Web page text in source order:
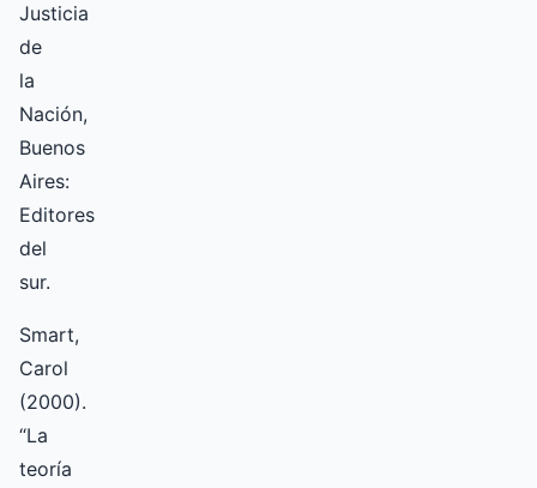
Justicia
de
la
Nación,
Buenos
Aires:
Editores
del
sur.
Smart,
Carol
(2000).
“La
teoría